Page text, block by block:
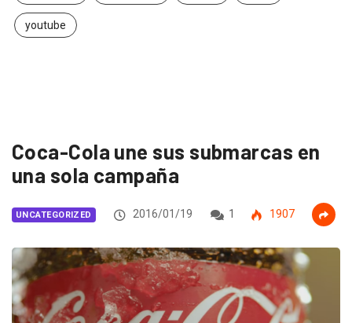
youtube
Coca-Cola une sus submarcas en
una sola campaña
UNCATEGORIZED 2016/01/19 1 1907